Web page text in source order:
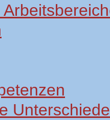
Unterschiede